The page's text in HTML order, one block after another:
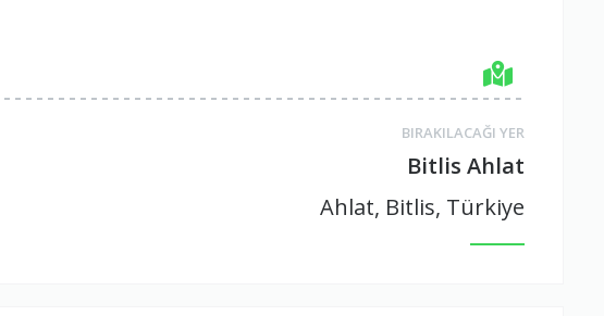
BIRAKILACAĞI YER
Bitlis Ahlat
Ahlat, Bitlis, Türkiye